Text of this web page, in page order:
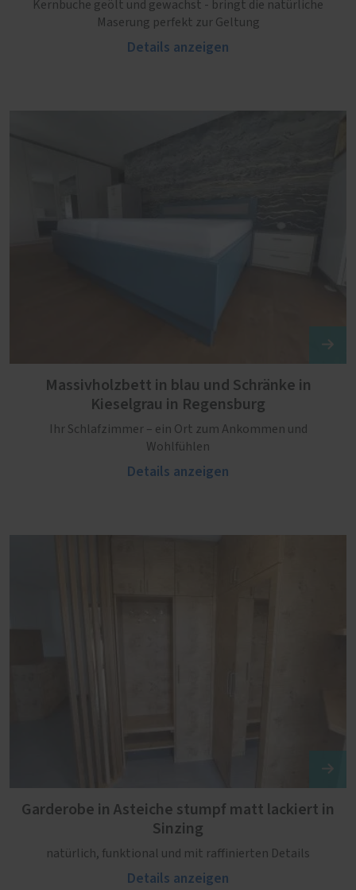
Kernbuche geölt und gewachst - bringt die natürliche
Maserung perfekt zur Geltung
Details anzeigen
Massivholzbett in blau und Schränke in
Kieselgrau in Regensburg
Ihr Schlafzimmer – ein Ort zum Ankommen und
Wohlfühlen
Details anzeigen
Garderobe in Asteiche stumpf matt lackiert in
Sinzing
natürlich, funktional und mit raffinierten Details
Details anzeigen